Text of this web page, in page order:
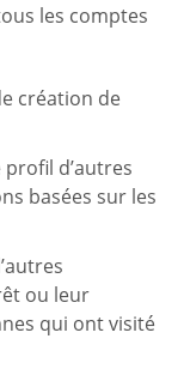
les comptes
création de
d’autres
basées sur les
ou leur
qui ont visité